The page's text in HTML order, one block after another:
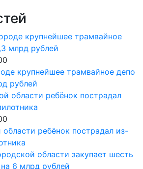
крупнейшее трамвайное депо
рублей
ребёнок пострадал из-